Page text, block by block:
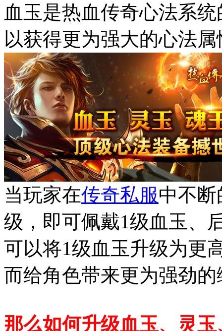
血玉是热血传奇心法系
以获得更为强大的心法属
当玩家在传奇私服中不
级，即可佩戴1级血玉、
可以将1级血玉升级为更
而给角色带来更为强劲
那么如何升级血玉、灵